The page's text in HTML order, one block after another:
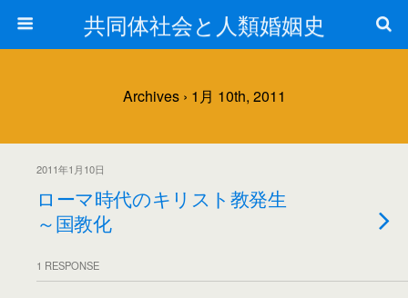
共同体社会と人類婚姻史
Archives › 1月 10th, 2011
2011年1月10日
ローマ時代のキリスト教発生
～国教化
1 RESPONSE